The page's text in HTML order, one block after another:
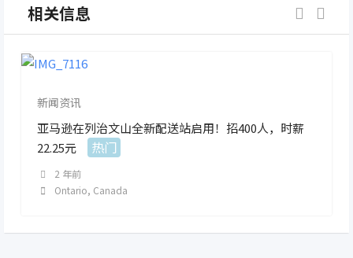
相关信息
新闻资讯
亚马逊在列治文山全新配送站启用！招400人，时薪
22.25元
热门
2 年前
Ontario, Canada